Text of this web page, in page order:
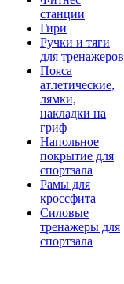
станции
Гири
Ручки и тяги
для тренажеров
Пояса
атлетические,
лямки,
накладки на
гриф
Напольное
покрытие для
спортзала
Рамы для
кроссфита
Силовые
тренажеры для
спортзала